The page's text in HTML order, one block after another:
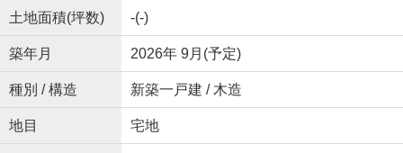
土地面積(坪数) -(-)
築年月 2026年 9月(予定)
種別 / 構造 新築一戸建 / 木造
地目 宅地